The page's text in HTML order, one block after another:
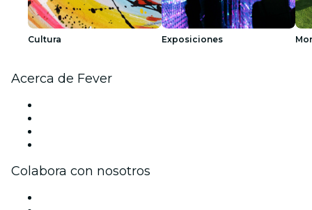
Cultura Exposiciones
Acerca de Fever
Colabora con nosotros